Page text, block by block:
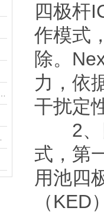
四极杆
作模式
除。
力，依
干扰定
2、四
式，第
用池四
（